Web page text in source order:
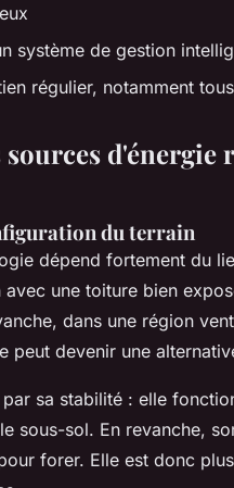
système de gestion
régulier, notamment
d'énergie
du terrain
dépend fortement du
avec une toiture bien
dans une région
peut devenir une
sa stabilité : elle
sous-sol. En revanche,
forer. Elle est donc